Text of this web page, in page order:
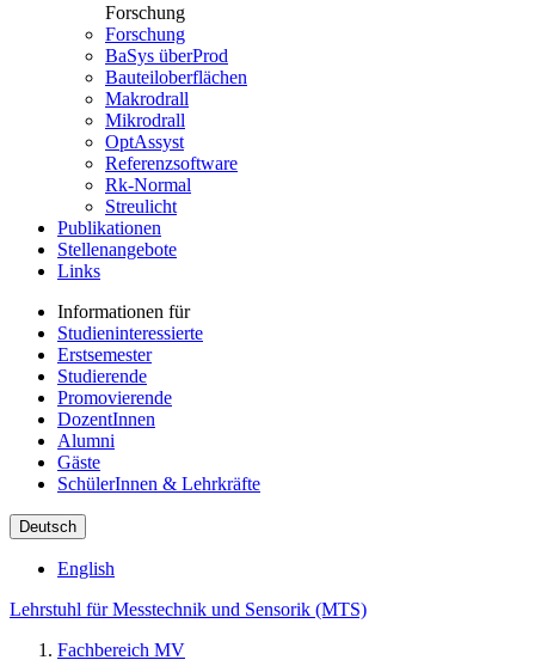
Forschung
Forschung
BaSys überProd
Bauteiloberflächen
Makrodrall
Mikrodrall
OptAssyst
Referenzsoftware
Rk-Normal
Streulicht
Publikationen
Stellenangebote
Links
Informationen für
Studieninteressierte
Erstsemester
Studierende
Promovierende
DozentInnen
Alumni
Gäste
SchülerInnen & Lehrkräfte
Deutsch
English
Lehrstuhl für Messtechnik und Sensorik (MTS)
Fachbereich MV